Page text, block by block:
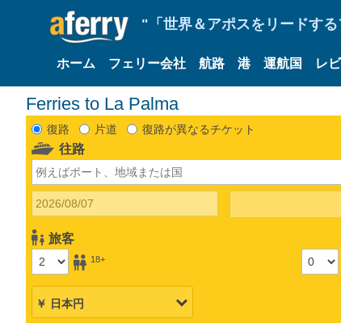
"「世界＆アポスをリードす
ホーム フェリー会社 航路 港 運航国 レ
Ferries to La Palma
復路 片道 復路が異なるチケット
往路
旅客
18+